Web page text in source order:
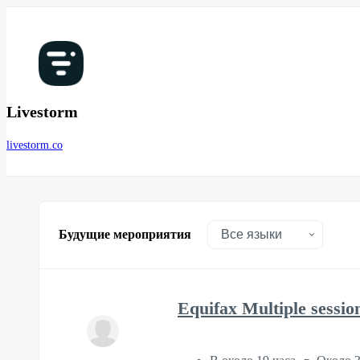
Livestorm
livestorm.co
Будущие мероприятия
Equifax Multiple